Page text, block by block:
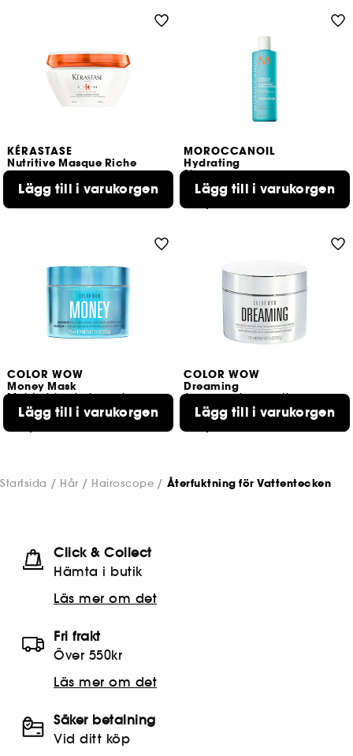
KÉRASTASE
Nutritive Masque Riche
177
Lägg till i varukorgen
MOROCCANOIL
Hydrating
Shampoo
2458
309,00 KR
Lägg till i varukorgen
COLOR WOW
Money Mask
Moisturising hair mask
777
599,00 KR
Lägg till i varukorgen
COLOR WOW
Dreaming
Avancerad reparations- och ytbehandling
678
599,00 KR
Lägg till i varukorgen
Startsida Hår Hairoscope Återfuktning för Vattentecken
Click & Collect
Hämta i butik​
Läs mer om det
Fri frakt
Över 550kr
Läs mer om det
Säker betalning
Vid ditt köp